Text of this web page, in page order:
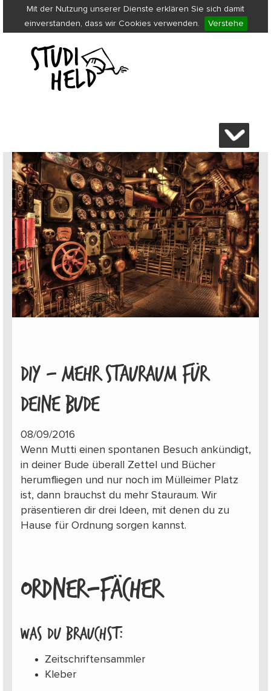
Mit der Nutzung unserer Dienste erklären Sie sich damit
einverstanden, dass wir Cookies verwenden.
Verstehe
DIY – MEHR STAURAUM FÜR
DEINE BUDE
08/09/2016
Wenn Mutti einen spontanen Besuch ankündigt,
in deiner Bude überall Zettel und Bücher
herumfliegen und nur noch im Mülleimer Platz
ist, dann brauchst du mehr Stauraum. Wir
präsentieren dir drei Ideen, mit denen du zu
Hause für Ordnung sorgen kannst.
ORDNER-FÄCHER
Was du brauchst:
Zeitschriftensammler
Kleber